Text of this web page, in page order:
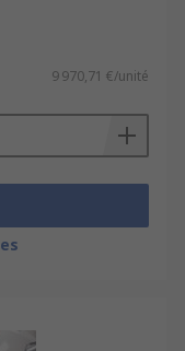
9 970,71 €/unité